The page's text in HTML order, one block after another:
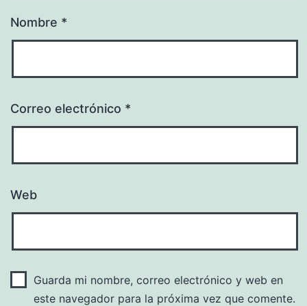
Nombre *
Correo electrónico *
Web
Guarda mi nombre, correo electrónico y web en
este navegador para la próxima vez que comente.